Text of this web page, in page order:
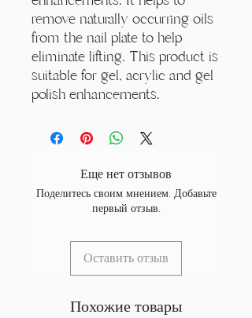
remove naturally occurring oils
from the nail plate to help
eliminate lifting. This product is
suitable for gel, acrylic and gel
polish enhancements.
Еще нет отзывов
Поделитесь своим мнением. Добавьте
первый отзыв.
Оставить отзыв
Похожие товары